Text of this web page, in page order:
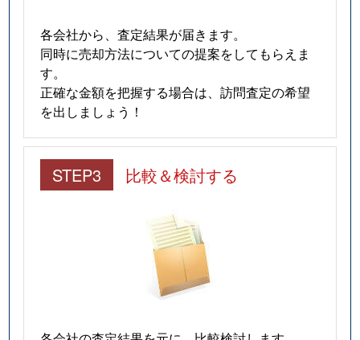
各会社から、査定結果が届きます。
同時に売却方法についての提案をしてもらえま
す。
正確な金額を把握する場合は、訪問査定の希望
を出しましょう！
STEP3 比較＆検討する